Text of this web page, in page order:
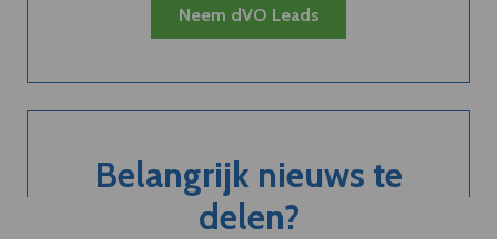
Neem dVO Leads
Belangrijk nieuws te
delen?